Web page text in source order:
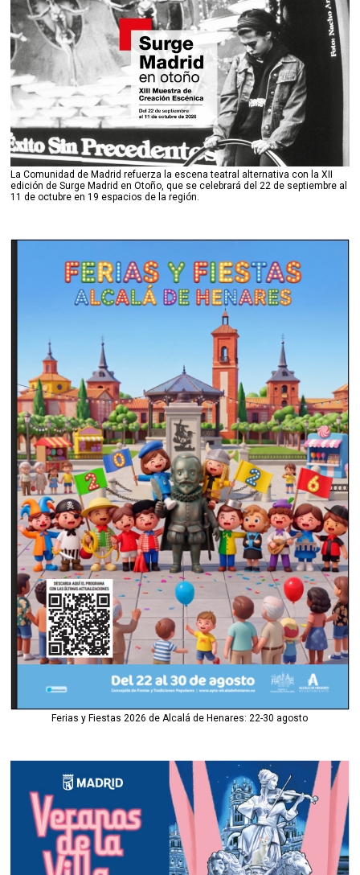
La Comunidad de Madrid refuerza la escena teatral alternativa con la XII
edición de Surge Madrid en Otoño, que se celebrará del 22 de septiembre al
11 de octubre en 19 espacios de la región.
Ferias y Fiestas 2026 de Alcalá de Henares: 22-30 agosto